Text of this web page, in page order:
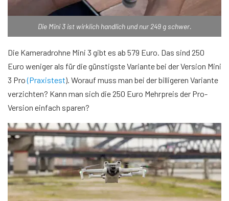
Die Mini 3 ist wirklich handlich und nur 249 g schwer.
Die Kameradrohne Mini 3 gibt es ab 579 Euro. Das sind 250
Euro weniger als für die günstigste Variante bei der Version Mini
3 Pro(Praxistest). Worauf muss man bei der billigeren Variante
verzichten? Kann man sich die 250 Euro Mehrpreis der Pro-
Version einfach sparen?